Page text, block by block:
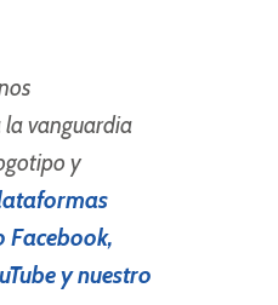
vanguardia
y
Facebook,
y nuestro